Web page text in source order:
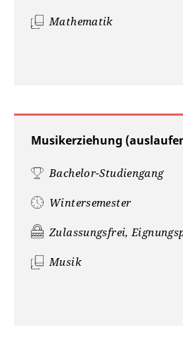
Mathematik
Musikerziehung
Bachelor-Studiengang
Wintersemester
Zulassungsfrei,
Musik